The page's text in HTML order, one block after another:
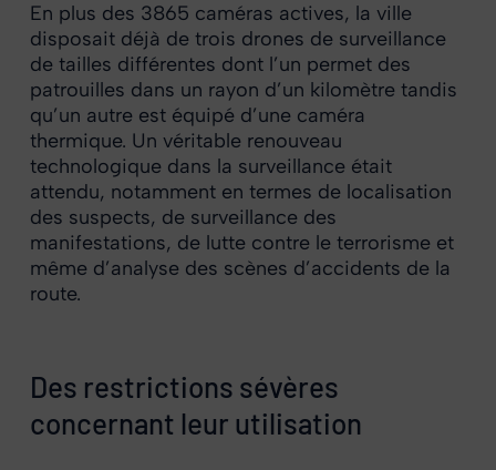
En plus des 3865 caméras actives, la ville
disposait déjà de trois drones de surveillance
de tailles différentes dont l’un permet des
patrouilles dans un rayon d’un kilomètre tandis
qu’un autre est équipé d’une caméra
thermique. Un véritable renouveau
technologique dans la surveillance était
attendu, notamment en termes de localisation
des suspects, de surveillance des
manifestations, de lutte contre le terrorisme et
même d’analyse des scènes d’accidents de la
route.
Des restrictions sévères
concernant leur utilisation